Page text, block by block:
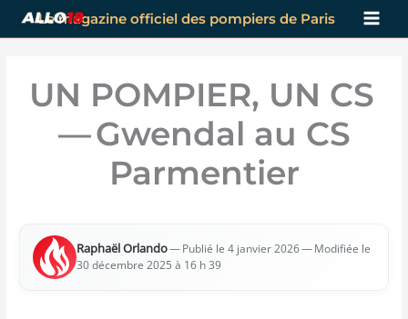
Aller
au
Le magazine officiel des pompiers de Paris
UN POMPIER, UN CS
— Gwendal au CS
Parmentier
Raphaël Orlan­do— Publié le 4 jan­vier 2026— Modi­fiée le
30 décembre 2025 à 16 h 39